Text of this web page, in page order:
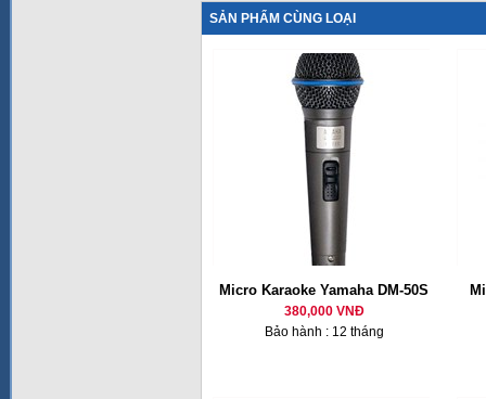
SẢN PHẨM CÙNG LOẠI
Micro Karaoke Yamaha DM-50S
380,000 VNĐ
Bảo hành : 12 tháng